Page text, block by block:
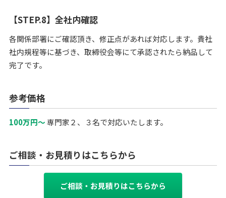
【STEP.8】全社内確認
各関係部署にご確認頂き、修正点があれば対応します。貴社
社内規程等に基づき、取締役会等にて承認されたら納品して
完了です。
参考価格
100万円～専門家２、３名で対応いたします。
ご相談・お見積りはこちらから
ご相談・お見積りはこちらから